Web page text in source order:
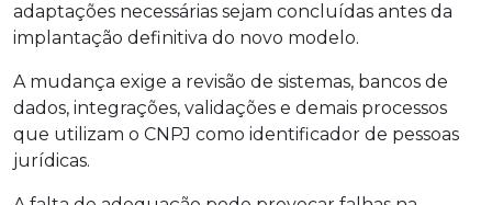
adaptações necessárias sejam concluídas antes da
implantação definitiva do novo modelo.
A mudança exige a revisão de sistemas, bancos de
dados, integrações, validações e demais processos
que utilizam o CNPJ como identificador de pessoas
jurídicas.